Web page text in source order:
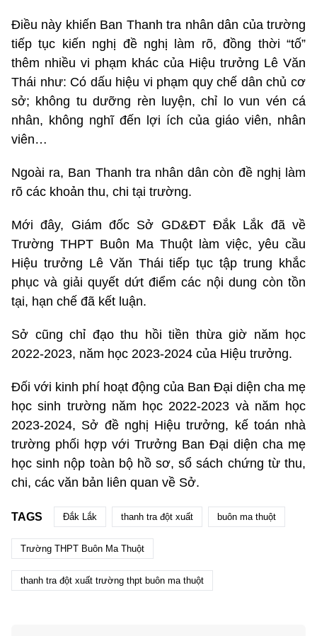
Điều này khiến Ban Thanh tra nhân dân của trường
tiếp tục kiến nghị đề nghị làm rõ, đồng thời “tố”
thêm nhiều vi phạm khác của Hiệu trưởng Lê Văn
Thái như: Có dấu hiệu vi phạm quy chế dân chủ cơ
sở; không tu dưỡng rèn luyện, chỉ lo vun vén cá
nhân, không nghĩ đến lợi ích của giáo viên, nhân
viên…
Ngoài ra, Ban Thanh tra nhân dân còn đề nghị làm
rõ các khoản thu, chi tại trường.
Mới đây, Giám đốc Sở GD&ĐT Đắk Lắk đã về
Trường THPT Buôn Ma Thuột làm việc, yêu cầu
Hiệu trưởng Lê Văn Thái tiếp tục tập trung khắc
phục và giải quyết dứt điểm các nội dung còn tồn
tại, hạn chế đã kết luận.
Sở cũng chỉ đạo thu hồi tiền thừa giờ năm học
2022-2023, năm học 2023-2024 của Hiệu trưởng.
Đối với kinh phí hoạt động của Ban Đại diện cha mẹ
học sinh trường năm học 2022-2023 và năm học
2023-2024, Sở đề nghị Hiệu trưởng, kế toán nhà
trường phối hợp với Trưởng Ban Đại diện cha mẹ
học sinh nộp toàn bộ hồ sơ, sổ sách chứng từ thu,
chi, các văn bản liên quan về Sở.
TAGS Đắk Lắk thanh tra đột xuất buôn ma thuột
Trường THPT Buôn Ma Thuột
thanh tra đột xuất trường thpt buôn ma thuột